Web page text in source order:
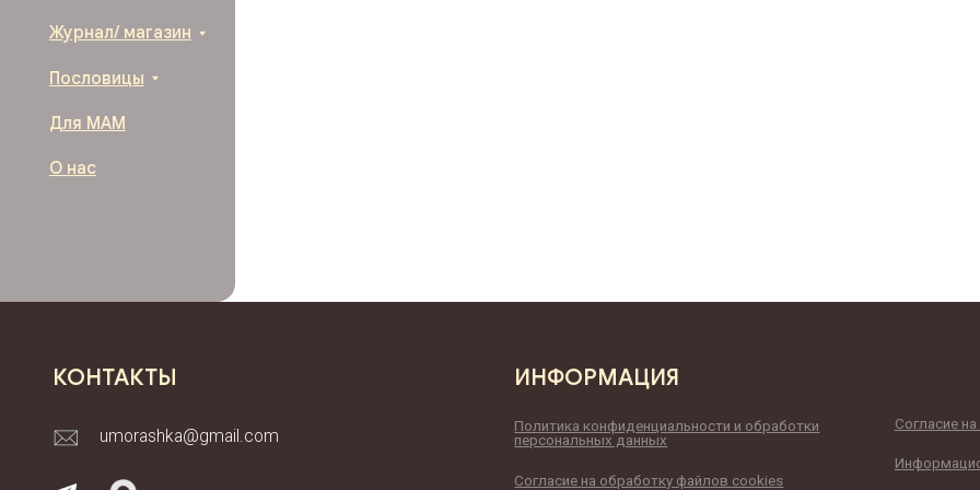
© 2026 г. by Umorashka.ru
umorashka@gmail.com
КОНТАКТЫ